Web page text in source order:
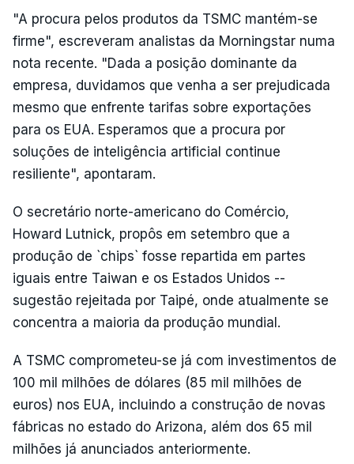
"A procura pelos produtos da TSMC mantém-se
firme", escreveram analistas da Morningstar numa
nota recente. "Dada a posição dominante da
empresa, duvidamos que venha a ser prejudicada
mesmo que enfrente tarifas sobre exportações
para os EUA. Esperamos que a procura por
soluções de inteligência artificial continue
resiliente", apontaram.
O secretário norte-americano do Comércio,
Howard Lutnick, propôs em setembro que a
produção de `chips` fosse repartida em partes
iguais entre Taiwan e os Estados Unidos --
sugestão rejeitada por Taipé, onde atualmente se
concentra a maioria da produção mundial.
A TSMC comprometeu-se já com investimentos de
100 mil milhões de dólares (85 mil milhões de
euros) nos EUA, incluindo a construção de novas
fábricas no estado do Arizona, além dos 65 mil
milhões já anunciados anteriormente.